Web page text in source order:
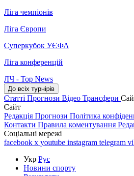
Ліга чемпіонів
Ліга Європи
Суперкубок УЄФА
Ліга конференцій
ЛЧ - Top News
До всіх турнірів
Статті Прогнози Відео Трансфери
Сайт
Редакція Прогнози Політика
Контакти Правила коментування
Соціальні мережі
facebook x youtube instagram telegram
Укр Рус
Новини спорту